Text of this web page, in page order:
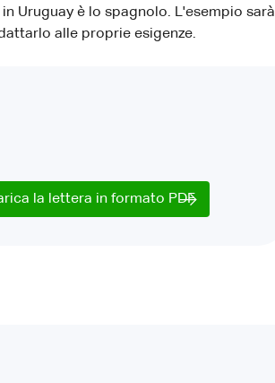
Uruguay è lo spagnolo. L'esempio sarà
alle proprie esigenze.
la lettera in formato PDF